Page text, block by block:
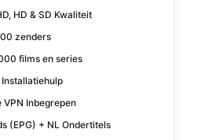
HD & SD Kwaliteit
zenders
films en series
VPN Inbegrepen
(EPG) + NL Ondertitels